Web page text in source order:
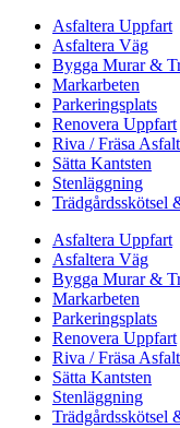
Asfaltera Uppfart
Asfaltera Väg
Bygga Murar &
Markarbeten
Parkeringsplats
Renovera Uppfart
Riva / Fräsa
Sätta Kantsten
Stenläggning
Trädgårdsskötsel
Asfaltera Uppfart
Asfaltera Väg
Bygga Murar &
Markarbeten
Parkeringsplats
Renovera Uppfart
Riva / Fräsa
Sätta Kantsten
Stenläggning
Trädgårdsskötsel